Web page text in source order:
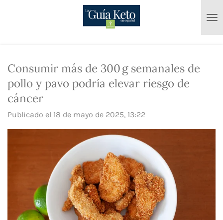
Consumir más de 300 g semanales de
pollo y pavo podría elevar riesgo de
cáncer
Publicado el 18 de mayo de 2025, 13:22